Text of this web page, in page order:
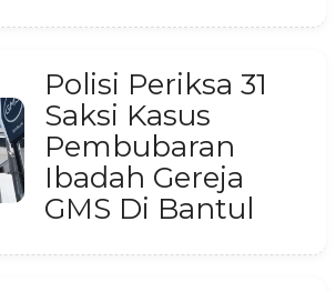
Polisi Periksa 31
Saksi Kasus
Pembubaran
Ibadah Gereja
GMS Di Bantul